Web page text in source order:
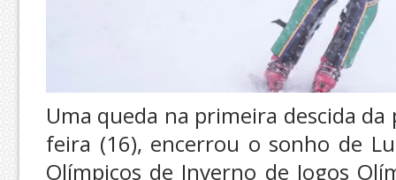
Uma queda na primeira descida
feira (16), encerrou o sonho de
Olímpicos de Inverno de Jogos